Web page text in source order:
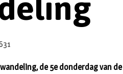
de 5e donderdag van de